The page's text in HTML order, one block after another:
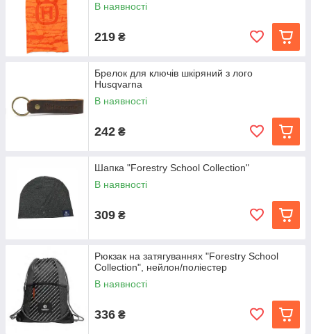
В наявності
219 ₴
Брелок для ключів шкіряний з лого
Husqvarna
В наявності
242 ₴
Шапка "Forestry School Collection"
В наявності
309 ₴
Рюкзак на затягуваннях "Forestry School
Collection", нейлон/поліестер
В наявності
336 ₴